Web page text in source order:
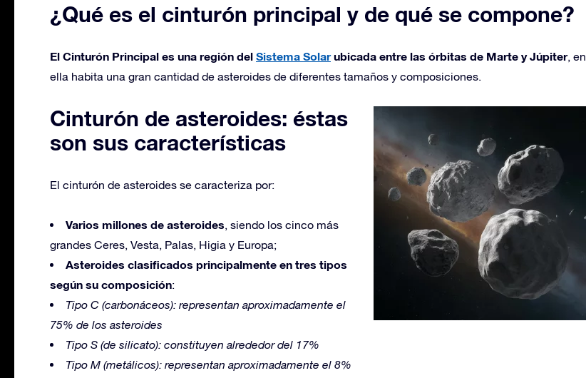
¿Qué es el cinturón principal y de qué se compone?
El Cinturón Principal es una región del Sistema Solarubicada entre las órbitas de Marte y Júpiter, en
ella habita una gran cantidad de asteroides de diferentes tamaños y composiciones.
Cinturón de asteroides: éstas
son sus características
El cinturón de asteroides se caracteriza por:
Varios millones de asteroides, siendo los cinco más
grandes Ceres, Vesta, Palas, Higia y Europa;
Asteroides clasificados principalmente en tres tipos
según su composición:
Tipo C (carbonáceos): representan aproximadamente el
75% de los asteroides
Tipo S (de silicato): constituyen alrededor del 17%
Tipo M (metálicos): representan aproximadamente el 8%